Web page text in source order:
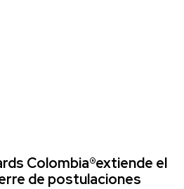
Colombia®extiende el
de postulaciones